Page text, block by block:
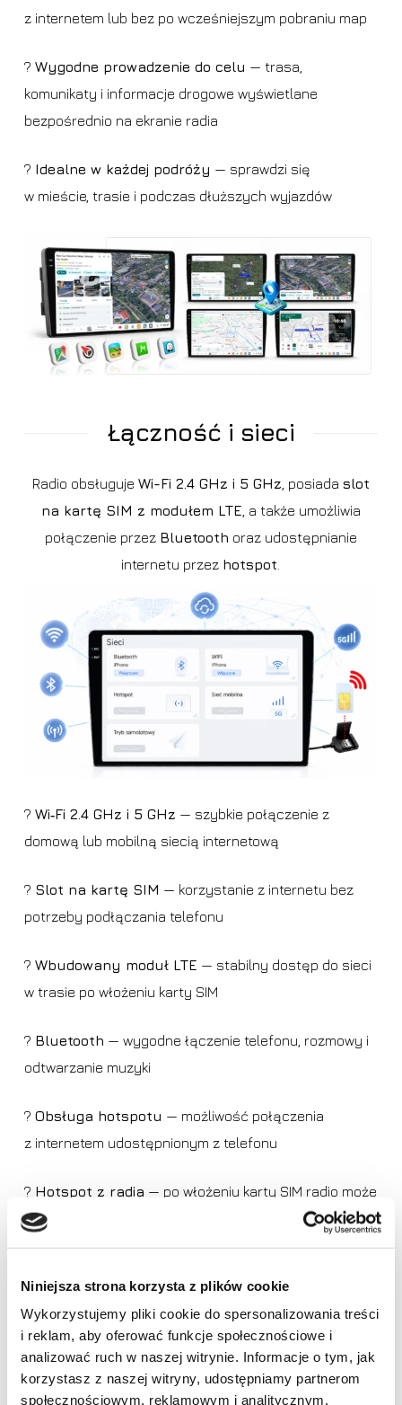
Niniejsza strona korzysta z plików cookie
Wykorzystujemy pliki cookie do spersonalizowania treści
i reklam, aby oferować funkcje społecznościowe i
analizować ruch w naszej witrynie. Informacje o tym, jak
korzystasz z naszej witryny, udostępniamy partnerom
społecznościowym, reklamowym i analitycznym.
Brak produktów w koszyku.
Idź do sklepu
z internetem lub bez po wcześniejszym pobraniu map
? Wygodne prowadzenie do celu — trasa,
komunikaty i informacje drogowe wyświetlane
bezpośrednio na ekranie radia
? Idealne w każdej podróży — sprawdzi się
w mieście, trasie i podczas dłuższych wyjazdów
Łączność i sieci
Radio obsługuje Wi-Fi 2.4 GHz i 5 GHz , posiada slot
na kartę SIM z modułem LTE , a także umożliwia
połączenie przez Bluetooth oraz udostępnianie
internetu przez hotspot
? Wi‑Fi 2.4 GHz i 5 GHz — szybkie połączenie z
domową lub mobilną siecią internetową
? Slot na kartę SIM — korzystanie z internetu bez
potrzeby podłączania telefonu
? Wbudowany moduł LTE — stabilny dostęp do sieci
w trasie po włożeniu karty SIM
? Bluetooth — wygodne łączenie telefonu, rozmowy i
odtwarzanie muzyki
? Obsługa hotspotu — możliwość połączenia
z internetem udostępnionym z telefonu
? Hotspot z radia — po włożeniu karty SIM radio może
udostępniać internet innym urządzeniom, np. tabletowi
muzyki i aplikacji wymagających internetu
Equalizer, DSP